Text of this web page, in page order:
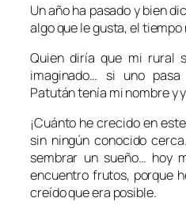
Un año ha pasado y bien
algo que le gusta, el
Quien diría que mi rural
imaginado… si uno
Patután tenía mi nombre y
¡Cuánto he crecido en
sin ningún conocido
sembrar un sueño… hoy
encuentro frutos, porque
creído que era posible.